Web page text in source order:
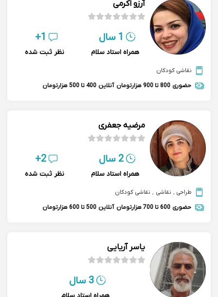
آرزو اکرمی
1 سال
همراه استاد سلام
1+
نظر ثبت شده
نقاشی کودکان
حضوری 800 تا 900 هزارتومان آنلاین 400 تا 500 هزارتومان
مرضیه جعفری
2 سال
همراه استاد سلام
2+
نظر ثبت شده
طراحی , نقاشی , نقاشی کودکان
حضوری 600 تا 700 هزارتومان آنلاین 500 تا 600 هزارتومان
یاسر آریایی
3 سال